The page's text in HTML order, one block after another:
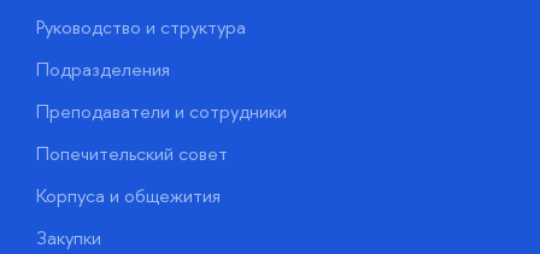
Руководство и структура
Подразделения
Преподаватели и сотрудники
Попечительский совет
Корпуса и общежития
Закупки